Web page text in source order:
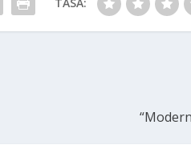
TASA: